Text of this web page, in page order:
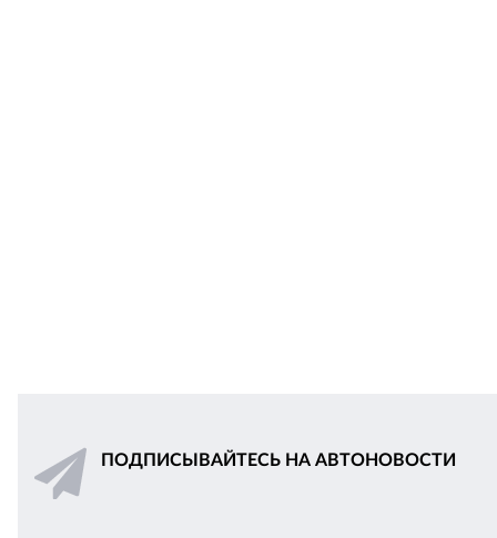
ПОДПИСЫВАЙТЕСЬ НА АВТОНОВОСТИ